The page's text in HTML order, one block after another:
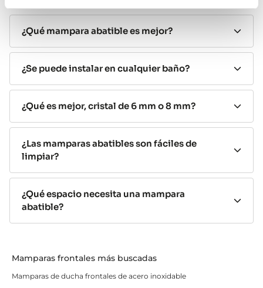
¿Qué es una mampara de ducha
abatible?
Una mampara de ducha abatible es un cerramiento de
ducha cuya puertase abre mediante bisagras,
girando hacia el exterior o en algunos modelos en
ambos sentidos.A diferencia de las mamparas
correderas, no utiliza raíles inferiores, lo que facilita la
limpieza y mejora la estética del baño.
Su principal ventaja es la apertura total del acceso,
Tipos de mamparas de ducha
Mampara de ducha abatible de 1 hoja
La opción más sencilla y ligera. Está compuesta por
¿Qué mampara abatible es mejor?
¿Se puede instalar en cualquier baño?
¿Qué es mejor, cristal de 6 mm o 8 mm?
¿Las mamparas abatibles son fáciles de
limpiar?
¿Qué espacio necesita una mampara
abatible?
Mamparas frontales más buscadas
Mamparas de ducha frontales de acero inoxidable